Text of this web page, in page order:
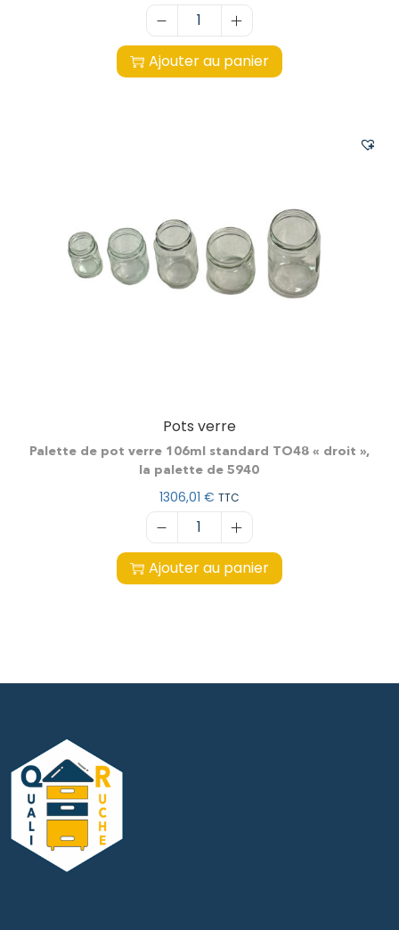
Ajouter au panier
Pots verre
Palette de pot verre 106ml standard TO48 « droit »,
la palette de 5940
1306,01 € TTC
Ajouter au panier